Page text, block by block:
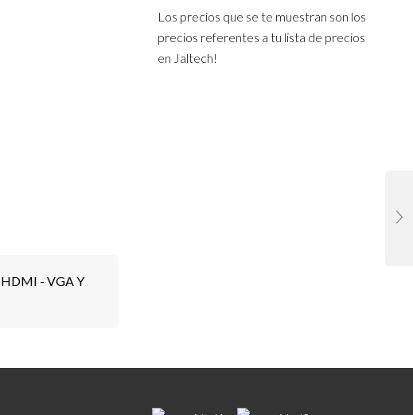
Los precios que se te muestran son los
precios referentes a tu lista de precios
en Jaltech!
- VGA Y